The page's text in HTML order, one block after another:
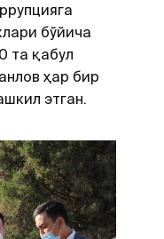
бўйича
та қабул
ҳар бир
этган.